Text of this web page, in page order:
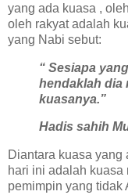
yang ada kuasa ,
oleh rakyat adalah
yang Nabi sebut:
“ Sesiapa
hendaklah dia
kuasanya.”
Hadis sahih
Diantara kuasa yang
hari ini adalah
pemimpin yang tidak